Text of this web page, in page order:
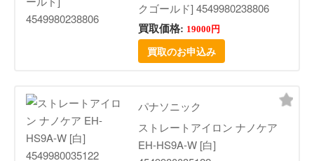
クゴールド] 4549980238806
買取価格: 19000円
買取のお申込み
パナソニック
ストレートアイロン ナノケア
EH-HS9A-W [白]